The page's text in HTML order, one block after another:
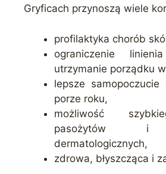
Gryficach przynoszą wiele
profilaktyka chorób
ograniczenie
utrzymanie porządku
lepsze
porze roku,
możliwość
pasożytów i
dermatologicznych,
zdrowa, błyszcząca i